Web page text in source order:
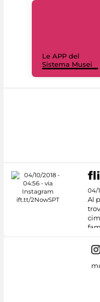
Le APP del
Sistema Musei
04/
Al